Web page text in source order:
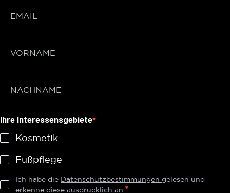
Ihre Interessensgebiete
Kosmetik
Fußpflege
Ich habe die Datenschutzbestimmungen gelesen und
erkenne diese ausdrücklich an.